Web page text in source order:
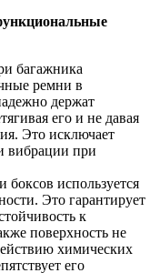
багажника
ремни в
держат
его и не давая
Это исключает
вибрации при
используется
Это гарантирует
к
поверхность не
химических
его